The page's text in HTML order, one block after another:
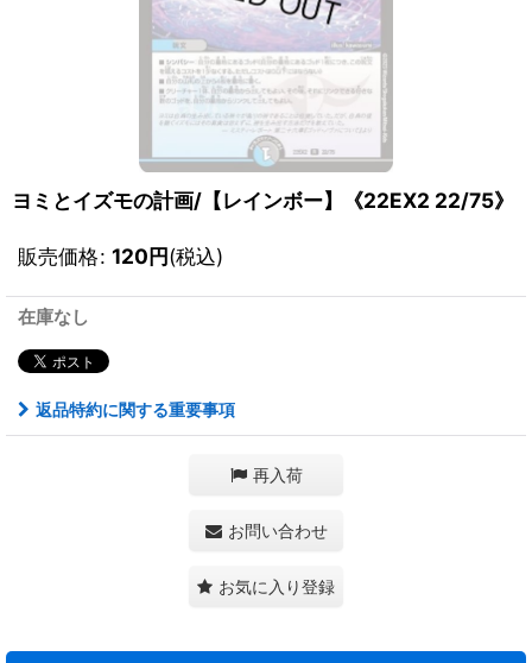
ヨミとイズモの計画/【レインボー】《22EX2 22/75》
販売価格: 120円(税込)
在庫なし
返品特約に関する重要事項
再入荷
お問い合わせ
お気に入り登録